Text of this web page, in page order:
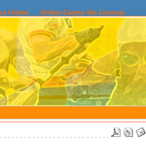
Online Online Casino Sin Licencia